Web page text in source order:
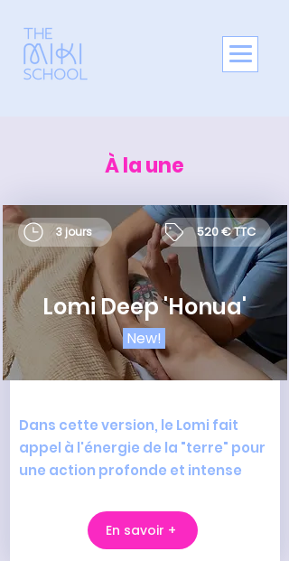
À la une
Lomi Deep 'Honua'
New!
3 jours 520 € TTC
Dans cette version, le Lomi fait
appel à l'énergie de la "terre" pour
une action profonde et intense
En savoir +